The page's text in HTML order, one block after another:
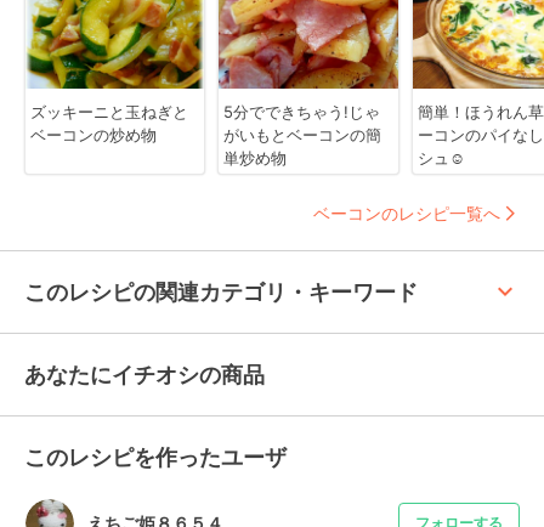
ズッキーニと玉ねぎと
ベーコンの炒め物
5分でできちゃう!じゃ
がいもとベーコンの簡
単炒め物
簡単！ほうれん
ーコンのパイな
シュ☺
ベーコンのレシピ一覧へ
このレシピの関連カテゴリ・キーワード keyboard_arrow_up
あなたにイチオシの商品
このレシピを作ったユーザ
フォローする